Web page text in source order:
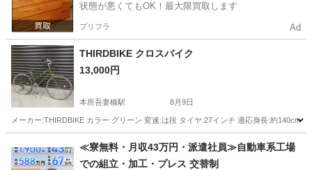
状態が悪くてもOK！最大限買取します
プリフラ Ad
THIRDBIKE クロスバイク
13,000円
本所吾妻橋駅 8月9日
メーカー:THIRDBIKE カラー:グリーン 変速:は段 タイヤ:27インチ 適応身長:約140cm
本所吾妻橋駅 クロスバイク 27インチ
≪寮無料・月収43万円・派遣社員≫自動車系工場
での組立・加工・プレス 交替制